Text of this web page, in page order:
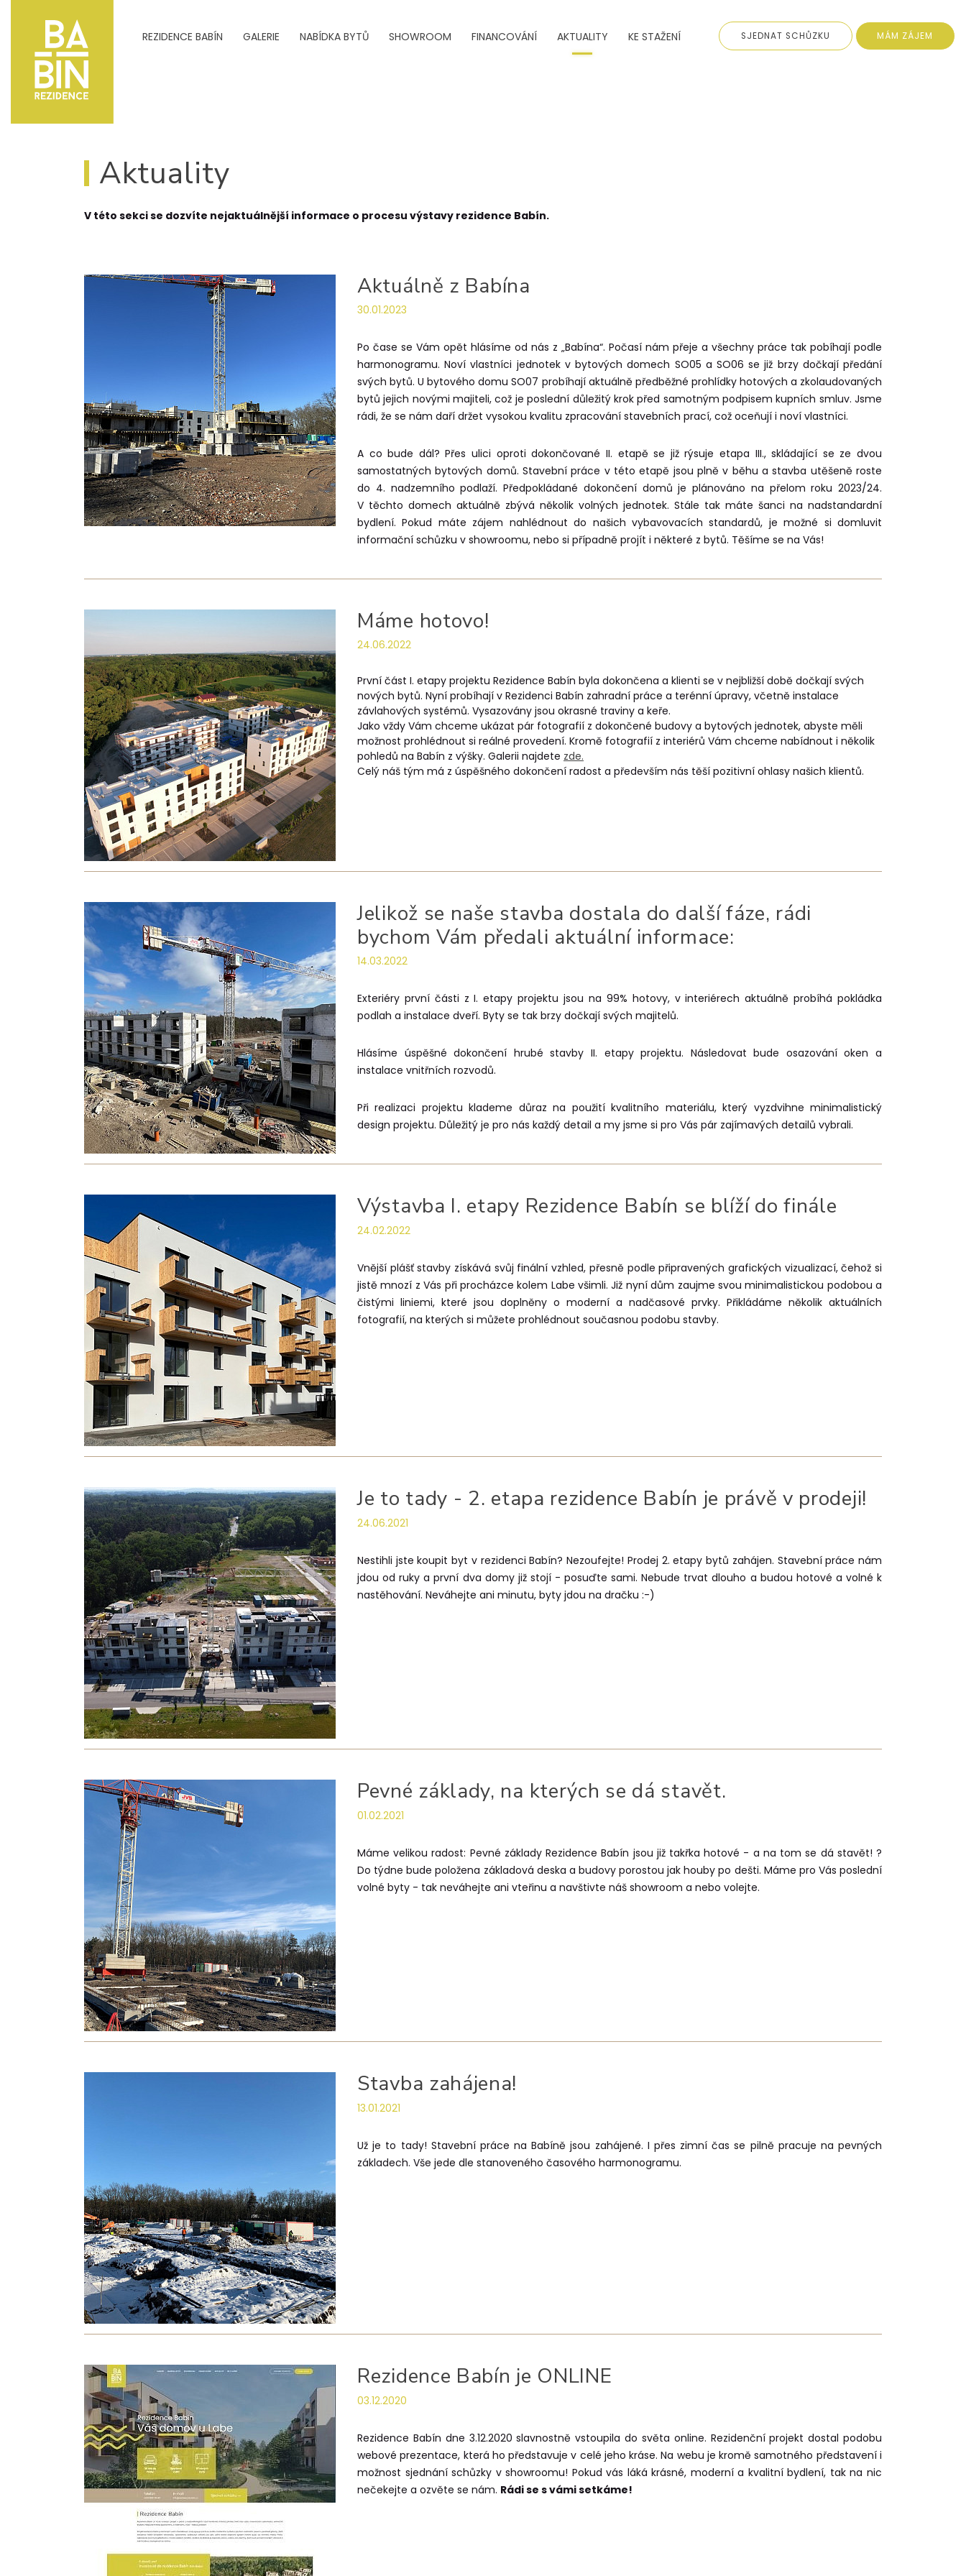
REZIDENCE BABÍN GALERIE NABÍDKA BYTŮ SHOWROOM FINANCOVÁNÍ AKTUALITY KE STAŽENÍ SJEDNAT SCHŮZKU MÁM ZÁJEM
Aktuality
V této sekci se dozvíte nejaktuálnější informace o procesu výstavy rezidence Babín.
Aktuálně z Babína
30.01.2023
Po čase se Vám opět hlásíme od nás z „Babína“. Počasí nám přeje a všechny práce tak pobíhají podle
harmonogramu. Noví vlastníci jednotek v bytových domech SO05 a SO06 se již brzy dočkají předání
svých bytů. U bytového domu SO07 probíhají aktuálně předběžné prohlídky hotových a zkolaudovaných
bytů jejich novými majiteli, což je poslední důležitý krok před samotným podpisem kupních smluv. Jsme
rádi, že se nám daří držet vysokou kvalitu zpracování stavebních prací, což oceňují i noví vlastníci.
A co bude dál? Přes ulici oproti dokončované II. etapě se již rýsuje etapa III., skládající se ze dvou
samostatných bytových domů. Stavební práce v této etapě jsou plně v běhu a stavba utěšeně roste
do 4. nadzemního podlaží. Předpokládané dokončení domů je plánováno na přelom roku 2023/24.
V těchto domech aktuálně zbývá několik volných jednotek. Stále tak máte šanci na nadstandardní
bydlení. Pokud máte zájem nahlédnout do našich vybavovacích standardů, je možné si domluvit
informační schůzku v showroomu, nebo si případně projít i některé z bytů. Těšíme se na Vás!
Máme hotovo!
24.06.2022
První část I. etapy projektu Rezidence Babín byla dokončena a klienti se v nejbližší době dočkají svých
nových bytů. Nyní probíhají v Rezidenci Babín zahradní práce a terénní úpravy, včetně instalace
závlahových systémů. Vysazovány jsou okrasné traviny a keře.
Jako vždy Vám chceme ukázat pár fotografií z dokončené budovy a bytových jednotek, abyste měli
možnost prohlédnout si reálné provedení. Kromě fotografií z interiérů Vám chceme nabídnout i několik
pohledů na Babín z výšky. Galerii najdete zde.
Celý náš tým má z úspěšného dokončení radost a především nás těší pozitivní ohlasy našich klientů.
Jelikož se naše stavba dostala do další fáze, rádi
bychom Vám předali aktuální informace:
14.03.2022
Exteriéry první části z I. etapy projektu jsou na 99% hotovy, v interiérech aktuálně probíhá pokládka
podlah a instalace dveří. Byty se tak brzy dočkají svých majitelů.
Hlásíme úspěšné dokončení hrubé stavby II. etapy projektu. Následovat bude osazování oken a
instalace vnitřních rozvodů.
Při realizaci projektu klademe důraz na použití kvalitního materiálu, který vyzdvihne minimalistický
design projektu. Důležitý je pro nás každý detail a my jsme si pro Vás pár zajímavých detailů vybrali.
Výstavba I. etapy Rezidence Babín se blíží do finále
24.02.2022
Vnější plášť stavby získává svůj finální vzhled, přesně podle připravených grafických vizualizací, čehož si
jistě mnozí z Vás při procházce kolem Labe všimli. Již nyní dům zaujme svou minimalistickou podobou a
čistými liniemi, které jsou doplněny o moderní a nadčasové prvky. Přikládáme několik aktuálních
fotografií, na kterých si můžete prohlédnout současnou podobu stavby.
Je to tady - 2. etapa rezidence Babín je právě v prodeji!
24.06.2021
Nestihli jste koupit byt v rezidenci Babín? Nezoufejte! Prodej 2. etapy bytů zahájen. Stavební práce nám
jdou od ruky a první dva domy již stojí - posuďte sami. Nebude trvat dlouho a budou hotové a volné k
nastěhování. Neváhejte ani minutu, byty jdou na dračku :-)
Pevné základy, na kterých se dá stavět.
01.02.2021
Máme velikou radost: Pevné základy Rezidence Babín jsou již takřka hotové - a na tom se dá stavět! ?
Do týdne bude položena základová deska a budovy porostou jak houby po dešti. Máme pro Vás poslední
volné byty - tak neváhejte ani vteřinu a navštivte náš showroom a nebo volejte.
Stavba zahájena!
13.01.2021
Už je to tady! Stavební práce na Babíně jsou zahájené. I přes zimní čas se pilně pracuje na pevných
základech. Vše jede dle stanoveného časového harmonogramu.
Rezidence Babín je ONLINE
03.12.2020
Rezidence Babín dne 3.12.2020 slavnostně vstoupila do světa online. Rezidenční projekt dostal podobu
webové prezentace, která ho představuje v celé jeho kráse. Na webu je kromě samotného představení i
možnost sjednání schůzky v showroomu! Pokud vás láká krásné, moderní a kvalitní bydlení, tak na nic
nečekejte a ozvěte se nám. Rádi se s vámi setkáme!